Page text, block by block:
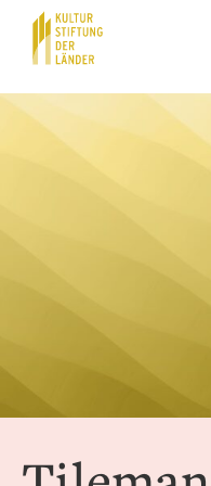
Hauptnavigation